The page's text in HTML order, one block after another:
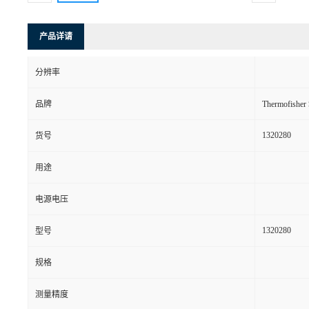
产品详请
分辨率
品牌
货号 1320280
用途
电源电压
型号 1320280
规格
测量精度